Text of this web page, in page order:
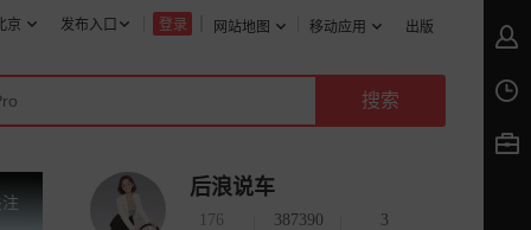
网站地图 移动应用 出版
登录
发布入口
京
后浪说车
176
387390
3